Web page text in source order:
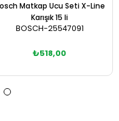
Matkap Ucu Seti X-Line
Karışık 15 li
BOSCH-25547091
₺518,00